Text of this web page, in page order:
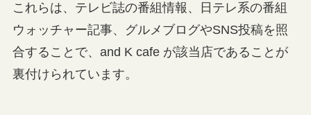
これらは、テレビ誌の番組情報、日テレ系の番組
ウォッチャー記事、グルメブログやSNS投稿を照
合することで、and K cafe が該当店であることが
裏付けられています。